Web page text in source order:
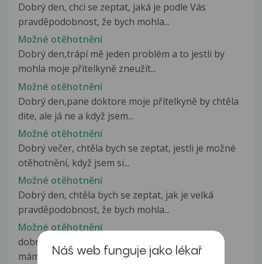
Dobrý den, chci se zeptat, jaká je podle Vás
pravděpodobnost, že bych mohla...
Možné otěhotnění
Dobrý den,trápí mě jeden problém a to jestli by
mohla moje přítelkyně zneužít...
Možné otěhotnění
Dobrý den,pane doktore moje přítelkyně by chtěla
dite, ale já ne a když jsem...
Možné otěhotnění
Dobrý večer, chtěla bych se zeptat, jestli je možné
otěhotnění, když jsem si...
Možné otěhotnění
Dobrý den, chtěla bych se zeptat, jak je velká
pravděpodobnost, že bych mohla...
Možné otěhotnění
dobrý den, mám dotaz ohledně možného těhu-
mám 18 měs. holčičku, minulý měs....
Náš web funguje jako lékař